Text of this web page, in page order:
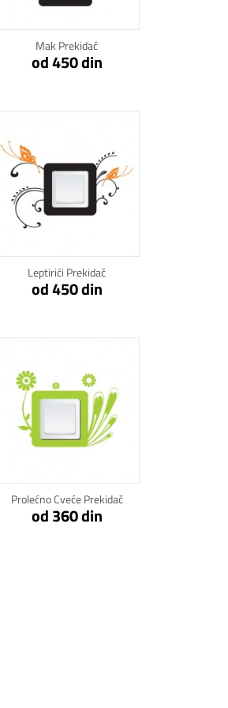
Mak Prekidač
od 450 din
Leptirići Prekidač
od 450 din
Klikni za detalje
Prolećno Cveće Prekidač
od 360 din
Klikni za detalje